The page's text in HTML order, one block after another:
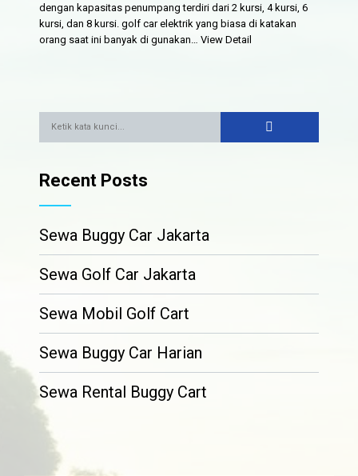
dengan kapasitas penumpang terdiri dari 2 kursi, 4 kursi, 6
kursi, dan 8 kursi. golf car elektrik yang biasa di katakan
orang saat ini banyak di gunakan…View Detail
Recent Posts
Sewa Buggy Car Jakarta
Sewa Golf Car Jakarta
Sewa Mobil Golf Cart
Sewa Buggy Car Harian
Sewa Rental Buggy Cart